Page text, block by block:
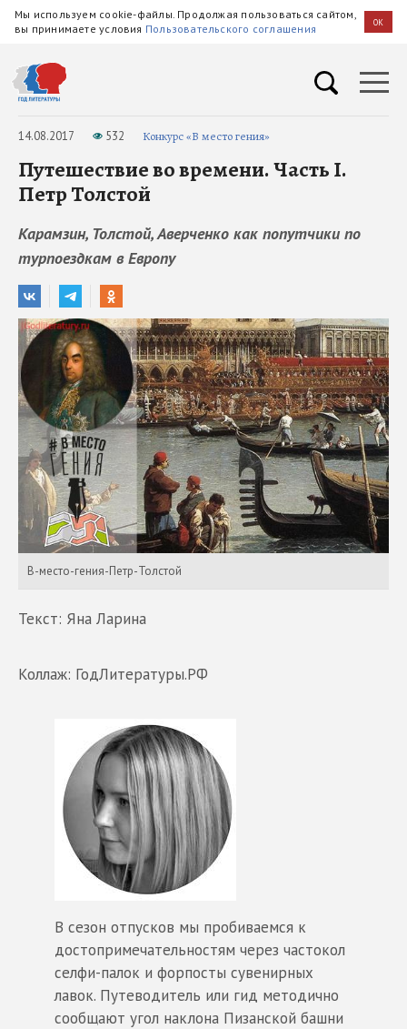
Мы используем cookie-файлы. Продолжая пользоваться сайтом,
вы принимаете условия Пользовательского соглашения OK
14.08.2017 532 Конкурс «В место гения»
Путешествие во времени. Часть I.
Петр Толстой
Карамзин, Толстой, Аверченко как попутчики по
турпоездкам в Европу
В-место-гения-Петр-Толстой
Текст: Яна Ларина
Коллаж: ГодЛитературы.РФ
В сезон отпусков мы пробиваемся к
достопримечательностям через частокол
селфи-палок и форпосты сувенирных
лавок. Путеводитель или гид методично
сообщают угол наклона Пизанской башни